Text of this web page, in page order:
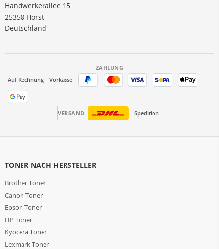
Handwerkerallee 15
25358 Horst
Deutschland
ZAHLUNG
Auf Rechnung
Vorkasse
VERSAND Spedition
TONER NACH HERSTELLER
Brother Toner
Canon Toner
Epson Toner
HP Toner
Kyocera Toner
Lexmark Toner